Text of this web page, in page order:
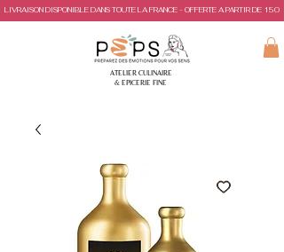
LIVRAISON DISPONIBLE DANS TOUTE LA FRANCE - OFFERTE A PARTIR DE 150€
ATELIER CULINAIRE
& EPICERIE FINE